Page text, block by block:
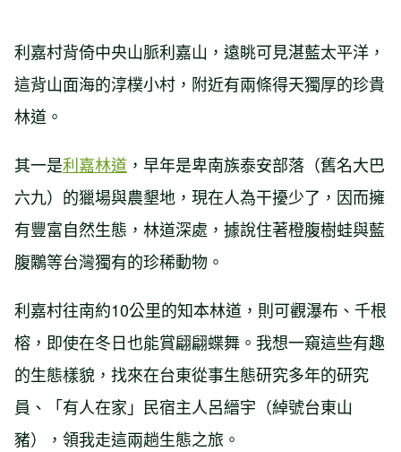
利嘉村背倚中央山脈利嘉山，遠眺可見湛藍太平洋，
這背山面海的淳樸小村，附近有兩條得天獨厚的珍貴
林道。
其一是利嘉林道 ，早年是卑南族泰安部落（舊名大巴
六九）的獵場與農墾地，現在人為干擾少了，因而擁
有豐富自然生態，林道深處，據說住著橙腹樹蛙與藍
腹鷴等台灣獨有的珍稀動物。
利嘉村往南約10公里的知本林道，則可觀瀑布、千根
榕，即使在冬日也能賞翩翩蝶舞。我想一窺這些有趣
的生態樣貌，找來在台東從事生態研究多年的研究
員、「有人在家」民宿主人呂縉宇（綽號台東山
豬），領我走這兩趟生態之旅。